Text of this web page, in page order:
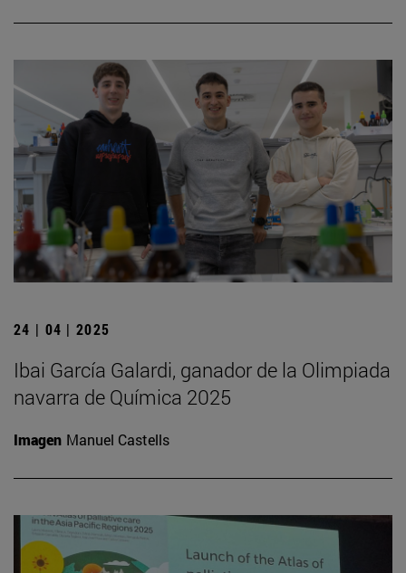
24 | 04 | 2025
Ibai García Galardi, ganador de la Olimpiada
navarra de Química 2025
Imagen Manuel Castells